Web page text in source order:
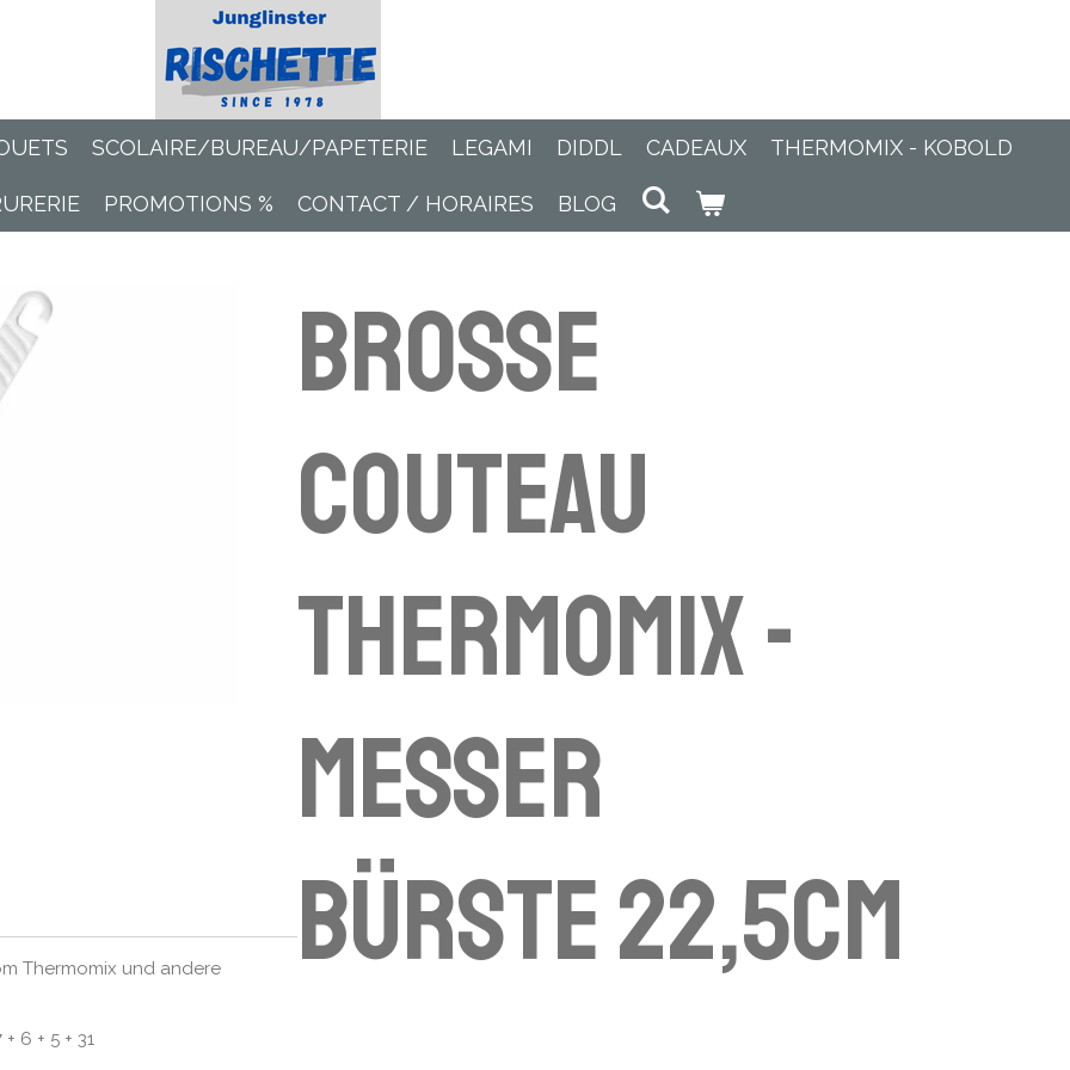
SCOLAIRE/BUREAU/PAPETERIE LEGAMI DIDDL CADEAUX THERMOMIX - KOBOLD
PROMOTIONS % CONTACT / HORAIRES BLOG
Brosse
couteau
Thermomix -
Messer
Bürste 22,5cm
Thermomix und andere
6 + 5 + 31